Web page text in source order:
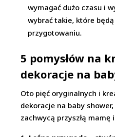
wymagać dużo czasu i
wybrać takie, które
przygotowaniu.
5 pomysłów na
dekoracje na
Oto pięć oryginalnych i
dekoracje na baby
zachwycą przyszłą mamę